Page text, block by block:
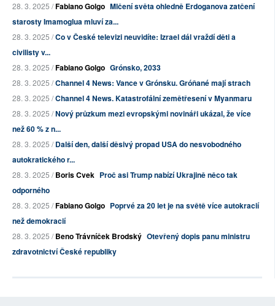
28. 3. 2025 /Fabiano Golgo Mlčení světa ohledně Erdoganova zatčení
starosty Imamoglua mluví za...
28. 3. 2025 /Co v České televizi neuvidíte: Izrael dál vraždí děti a
civilisty v...
28. 3. 2025 /Fabiano Golgo Grónsko, 2033
28. 3. 2025 /Channel 4 News: Vance v Grónsku. Gróňané mají strach
28. 3. 2025 /Channel 4 News. Katastrofální zemětřesení v Myanmaru
28. 3. 2025 /Nový průzkum mezi evropskými novináři ukázal, že více
než 60 % z n...
28. 3. 2025 /Další den, další děsivý propad USA do nesvobodného
autokratického r...
28. 3. 2025 /Boris Cvek Proč asi Trump nabízí Ukrajině něco tak
odporného
28. 3. 2025 /Fabiano Golgo Poprvé za 20 let je na světě více autokracií
než demokracií
28. 3. 2025 /Beno Trávníček Brodský Otevřený dopis panu ministru
zdravotnictví České republiky